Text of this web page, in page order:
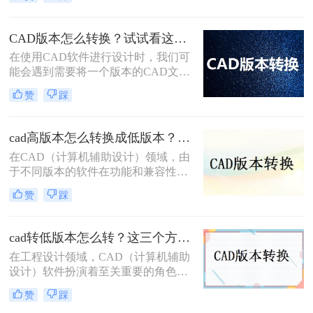
必要场景使用。那么CAD2025转2007
版本怎么操作呢？本文聚焦CAD
2025转2007核心解决方案，严格区分
安全使用场景，助您安全高效完成转
换！
CAD版本怎么转换？试试看这三个方法！
​在使用CAD软件进行设计时，我们可
能会遇到需要将一个版本的CAD文件
转换为另一个版本的情况。这可能是
因为不同的软件版本具有不同的功能
件与使用不同版本CAD软件的用户共
享。下面，我将介绍几种常见的CAD
版本怎么转换方法。
赞 踩
cad高版本怎么转换成低版本？为你带来3个好用的方法！
在CAD（计算机辅助设计）领域，由
于不同版本的软件在功能和兼容性上
存在差异，有时我们需要将高版本的
CAD文件转换为低版本，以便在旧版
cad高版本怎么转换成低版本呢？以下
是一些常用的方法来实现CAD高版本
到低版本的转换。
赞 踩
cad转低版本怎么转？这三个方法都可以转换版本！
在工程设计领域，CAD（计算机辅助
设计）软件扮演着至关重要的角色。
然而，由于不同版本的CAD软件之间
存在兼容性问题，有时我们需要将高
赞 踩